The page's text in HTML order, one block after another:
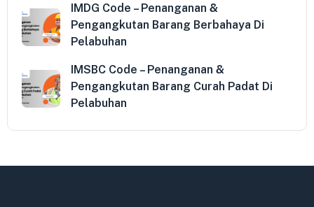
IMDG Code – Penanganan &
Pengangkutan Barang Berbahaya Di
Pelabuhan
IMSBC Code – Penanganan &
Pengangkutan Barang Curah Padat Di
Pelabuhan